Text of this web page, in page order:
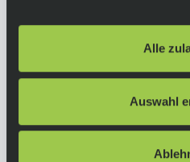
Alle
Auswahl
Syncros Race X25 Disc
Shimano CN-M6100-12